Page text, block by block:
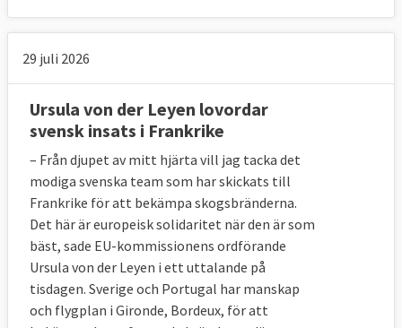
29 juli 2026
Ursula von der Leyen lovordar
svensk insats i Frankrike
– Från djupet av mitt hjärta vill jag tacka det
modiga svenska team som har skickats till
Frankrike för att bekämpa skogsbränderna.
Det här är europeisk solidaritet när den är som
bäst, sade EU-kommissionens ordförande
Ursula von der Leyen i ett uttalande på
tisdagen. Sverige och Portugal har manskap
och flygplan i Gironde, Bordeux, för att